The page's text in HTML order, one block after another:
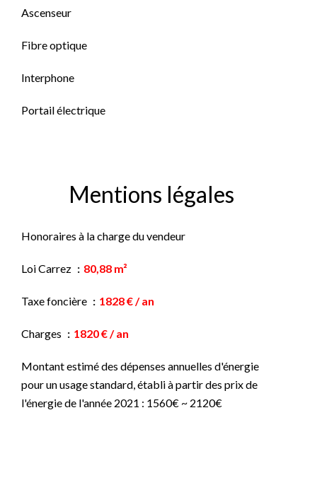
Ascenseur
Fibre optique
Interphone
Portail électrique
Mentions légales
Honoraires à la charge du vendeur
Loi Carrez 80,88 m²
Taxe foncière 1828 € / an
Charges 1820 € / an
Montant estimé des dépenses annuelles d'énergie
pour un usage standard, établi à partir des prix de
l'énergie de l'année 2021 : 1560€ ~ 2120€